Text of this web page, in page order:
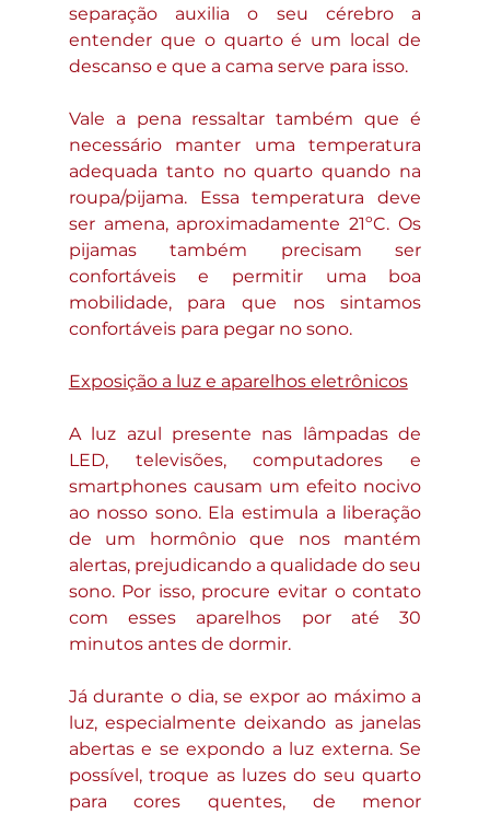
separação auxilia o seu cérebro a
entender que o quarto é um local de
descanso e que a cama serve para isso.
Vale a pena ressaltar também que é
necessário manter uma temperatura
adequada tanto no quarto quando na
roupa/pijama. Essa temperatura deve
ser amena, aproximadamente 21ºC. Os
pijamas também precisam ser
confortáveis e permitir uma boa
mobilidade, para que nos sintamos
confortáveis para pegar no sono.
Exposição a luz e aparelhos eletrônicos
A luz azul presente nas lâmpadas de
LED, televisões, computadores e
smartphones causam um efeito nocivo
ao nosso sono. Ela estimula a liberação
de um hormônio que nos mantém
alertas, prejudicando a qualidade do seu
sono. Por isso, procure evitar o contato
com esses aparelhos por até 30
minutos antes de dormir.
Já durante o dia, se expor ao máximo a
luz, especialmente deixando as janelas
abertas e se expondo a luz externa. Se
possível, troque as luzes do seu quarto
para cores quentes, de menor